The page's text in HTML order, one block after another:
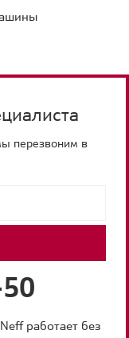
перезвоним в
работает без